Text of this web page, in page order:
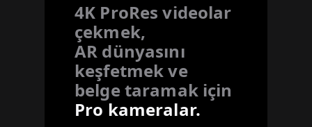
4K ProRes videolar
çekmek,
AR dünyasını
keşfetmek ve
belge taramak için
Pro kameralar.